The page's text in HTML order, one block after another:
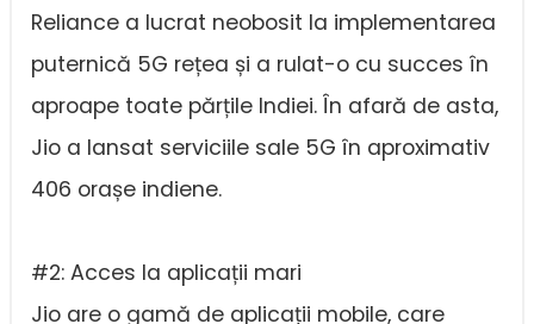
Reliance a lucrat neobosit la implementarea
puternică 5G rețea și a rulat-o cu succes în
aproape toate părțile Indiei. În afară de asta,
Jio a lansat serviciile sale 5G în aproximativ
406 orașe indiene.
#2: Acces la aplicații mari
Jio are o gamă de aplicații mobile, care